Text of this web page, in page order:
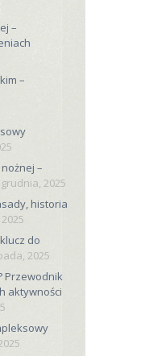
–
–
–
2025
historia
do
2025
Przewodnik
aktywności